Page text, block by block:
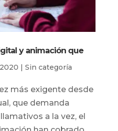
y animación que
| Sin categoría
más exigente desde
que demanda
a la vez, el